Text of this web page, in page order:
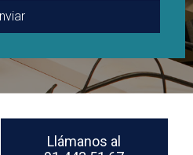
Llámanos al